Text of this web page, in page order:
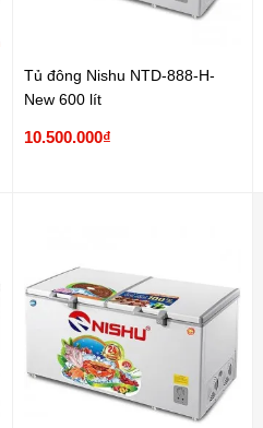
Tủ đông Nishu NTD-888-H-
New 600 lít
10.500.000₫